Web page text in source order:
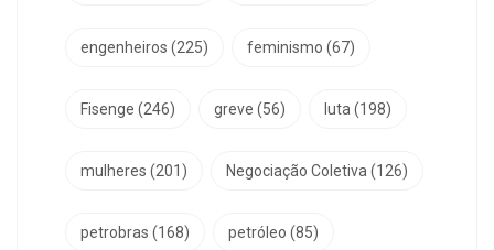
engenheiros (225) feminismo (67)
Fisenge (246) greve (56) luta(198)
mulheres (201) Negociação Coletiva(126)
petrobras (168) petróleo (85)